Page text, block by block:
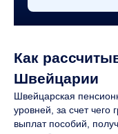
Как
Швейцарии
Швейцарская
уровней, за счет чего
выплат пособий,